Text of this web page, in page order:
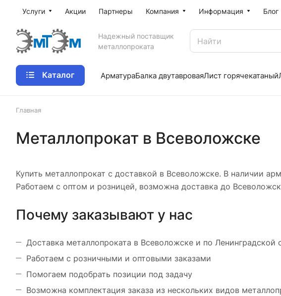
Услуги Акции Партнеры Компания Информация Блог
Надежный поставщик
металлопроката
Каталог АрматураБалка двутавроваяЛист горячекатаный
Главная
Металлопрокат в Всеволожске
Купить металлопрокат с доставкой в Всеволожске. В наличии
Работаем с оптом и розницей, возможна доставка до
Почему заказывают у нас
Доставка металлопроката в Всеволожске и по Ленинградской
Работаем с розничными и оптовыми заказами
Помогаем подобрать позиции под задачу
Возможна комплектация заказа из нескольких видов